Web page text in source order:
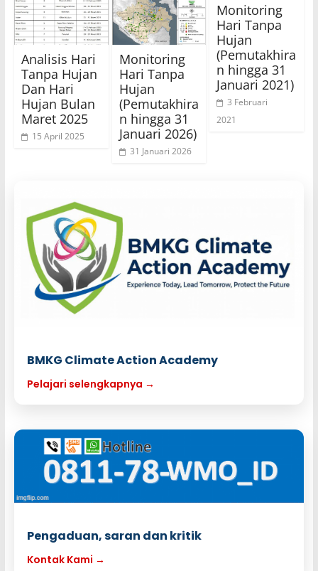
Analisis Hari
Tanpa Hujan
Dan Hari
Hujan Bulan
Maret 2025
15 April 2025
Monitoring
Hari Tanpa
Hujan
(Pemutakhira
n hingga 31
Januari 2026)
31 Januari 2026
Monitoring
Hari Tanpa
Hujan
(Pemutakhira
n hingga 31
Januari 2021)
3 Februari
2021
BMKG Climate Action Academy
Pelajari selengkapnya →
Pengaduan, saran dan kritik
Kontak Kami →